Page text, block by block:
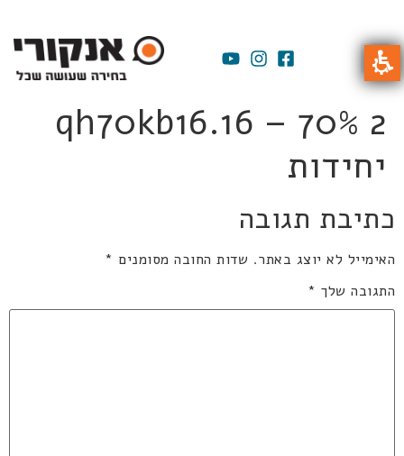
qh70kb16.16 – 70% 2
יחידות
כתיבת תגובה
האימייל לא יוצג באתר. שדות החובה מסומנים *
התגובה שלך *